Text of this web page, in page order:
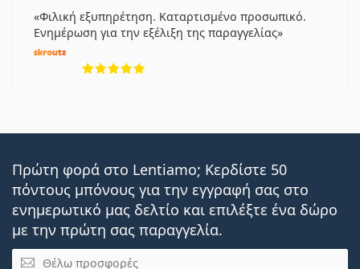
των φακών επαφής σας
Εξοικείωση με τους φακούς επαφής: Πόσος χρόνος
χρειάζεται;
Πώς να φροντίζετε τους φακούς επαφής
Είναι ιατρικό προϊόν. Διαβάστε τις οδηγίες πριν από
τη χρήση.
Φιλική εξυπηρέτηση. Καταρτισμένο προσωπικό.
Ενημέρωση για την εξέλιξη της παραγγελίας
Πρώτη φορά στο Lentiamo; Κερδίστε 50
πόντους μπόνους για την εγγραφή σας στο
ενημερωτικό μας δελτίο και επιλέξτε ένα δώρο
με την πρώτη σας παραγγελία.
Email